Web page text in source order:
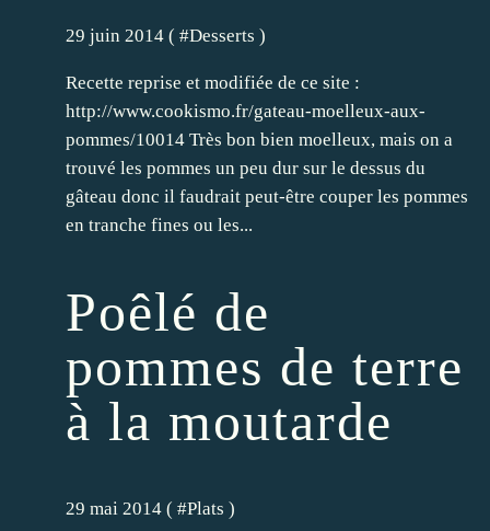
29 juin 2014 ( #Desserts )
Recette reprise et modifiée de ce site :
http://www.cookismo.fr/gateau-moelleux-aux-
pommes/10014 Très bon bien moelleux, mais on a
trouvé les pommes un peu dur sur le dessus du
gâteau donc il faudrait peut-être couper les pommes
en tranche fines ou les...
Poêlé de
pommes de terre
à la moutarde
29 mai 2014 ( #Plats )